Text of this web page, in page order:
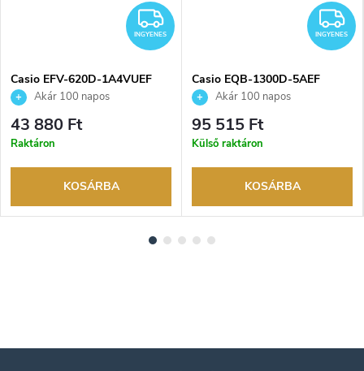
INGYENES
INGYENES
Casio EFV-620D-1A4VUEF
karóraAkár 100 napos
visszaküldési lehetőség. Hivatalos
márkakereskedő.
43 880 Ft
Raktáron
KOSÁRBA
INGYENES
Casio EQB-1300D-5AEF
karóraAkár 100 napos
visszaküldési lehetőség. Hivatalos
márkakereskedő.
95 515 Ft
Külső raktáron
KOSÁRBA